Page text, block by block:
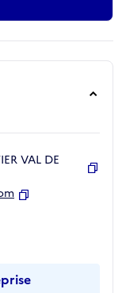
VAL DE